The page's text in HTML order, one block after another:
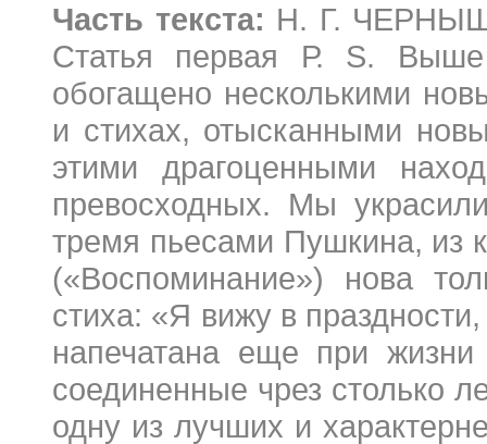
Часть текста: Н. Г.
Статья первая Р. S. Выше
обогащено несколькими
и стихах, отысканными
этими драгоценными
превосходных. Мы
тремя пьесами Пушкина, из
(«Воспоминание») нова
стиха: «Я вижу в
напечатана еще при
соединенные чрез столько
одну из лучших и